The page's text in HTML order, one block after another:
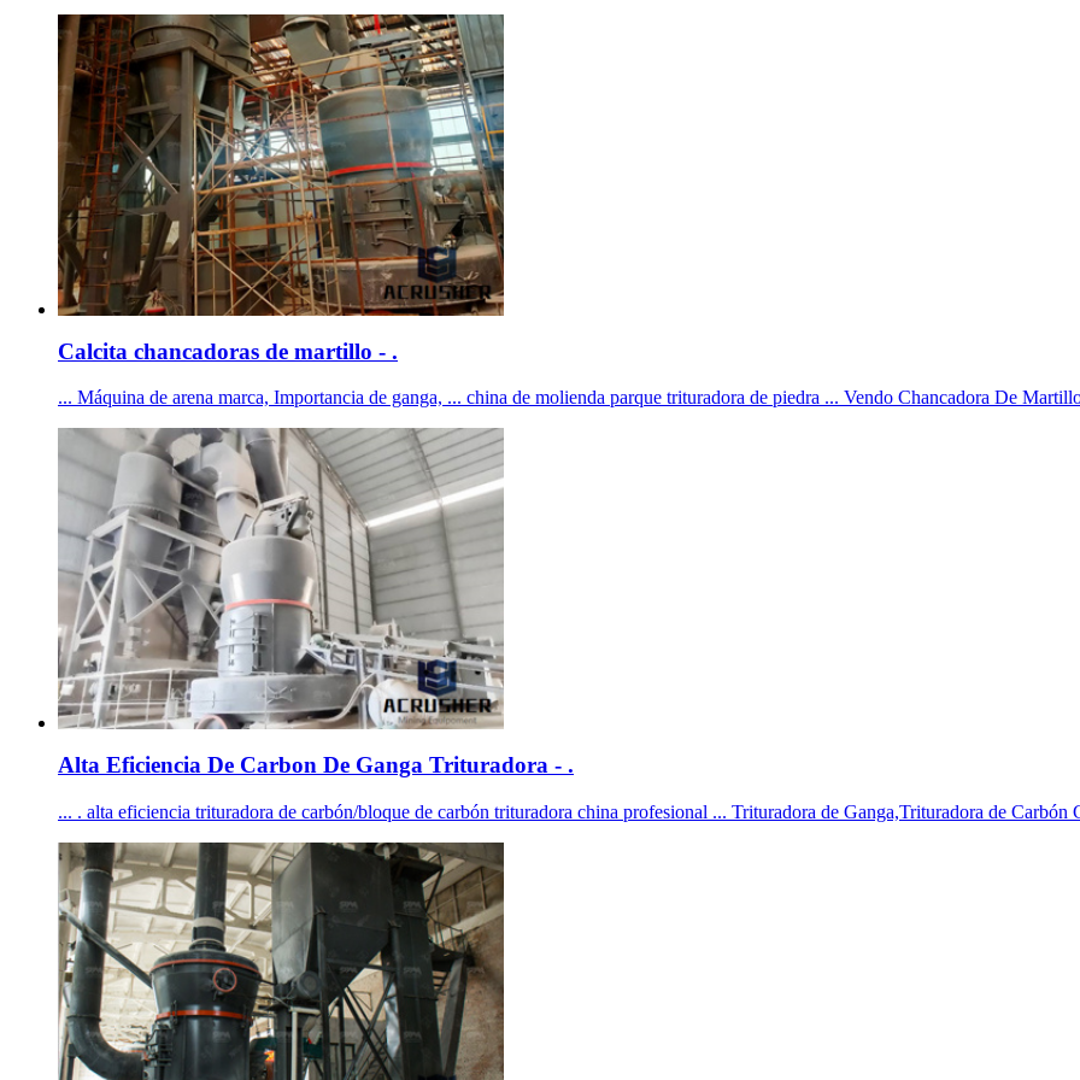
Calcita chancadoras de martillo - .
... Máquina de arena marca, Importancia de ganga, ... china de molienda parque trituradora de piedra ... Vendo Chancadora De
Alta Eficiencia De Carbon De Ganga Trituradora - .
... . alta eficiencia trituradora de carbón/bloque de carbón trituradora china profesional ... Trituradora de Ganga,Trituradora de Carbón